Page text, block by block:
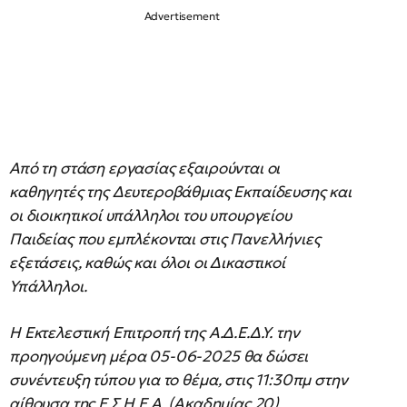
Από τη στάση εργασίας εξαιρούνται οι
καθηγητές της Δευτεροβάθμιας Εκπαίδευσης και
οι διοικητικοί υπάλληλοι του υπουργείου
Παιδείας που εμπλέκονται στις Πανελλήνιες
εξετάσεις, καθώς και όλοι οι Δικαστικοί
Υπάλληλοι.
Η Εκτελεστική Επιτροπή της Α.Δ.Ε.Δ.Υ. την
προηγούμενη μέρα 05-06-2025 θα δώσει
συνέντευξη τύπου για το θέμα, στις 11:30πμ στην